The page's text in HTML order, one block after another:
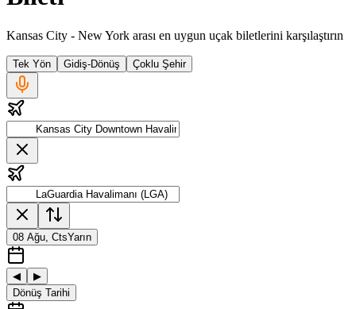
Kansas City - New York arası en uygun uçak biletlerini karşılaştırın
Tek Yön Gidiş-Dönüş Çoklu Şehir
08 Ağu, CtsYarın
◀
▶
Dönüş Tarihi